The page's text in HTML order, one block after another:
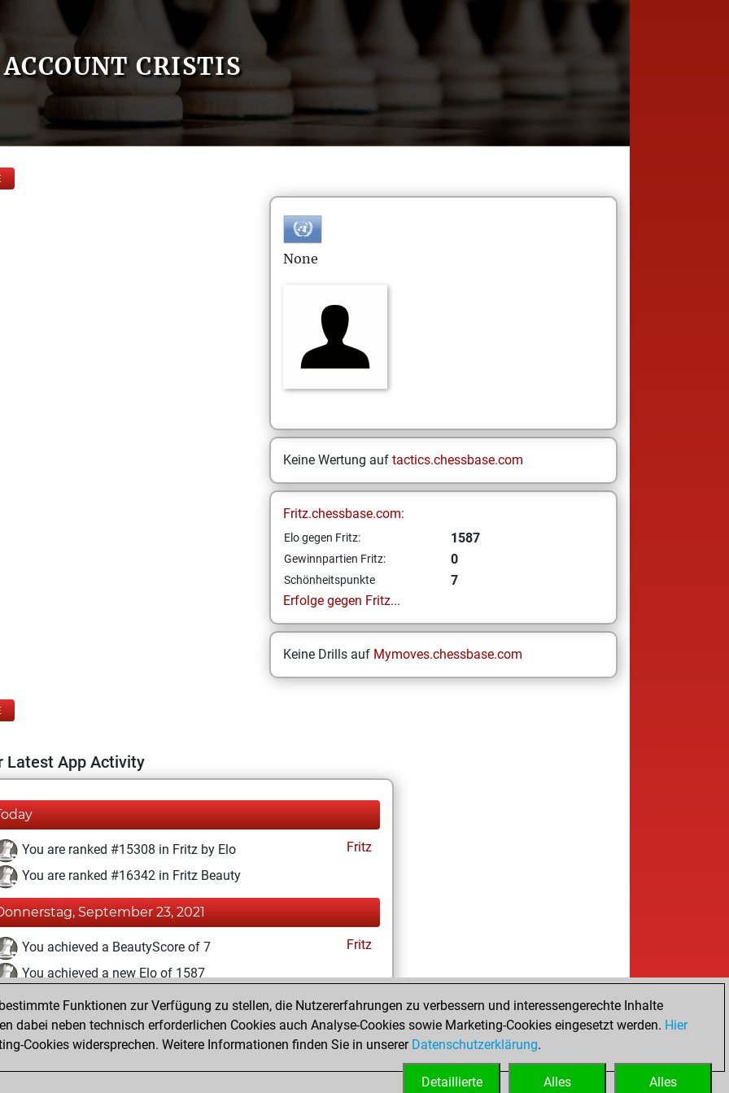
ACCOUNT CRISTIS
None
Keine Wertung auf tactics.chessbase.com
Fritz.chessbase.com:
Elo gegen Fritz: 1587
Gewinnpartien Fritz: 0
Schönheitspunkte
7
Erfolge gegen Fritz...
Keine Drills auf Mymoves.chessbase.com
Latest App Activity
You are ranked #15308 in Fritz by Elo
Fritz
You are ranked #16342 in Fritz Beauty
September 23, 2021
You achieved a BeautyScore of 7
Fritz
You achieved a new Elo of 1587
Mittwoch, September 8, 2021
You created your Fritz account Fritz
Funktionen zur Verfügung zu stellen, die Nutzererfahrungen zu verbessern und interessengerechte Inhalte
dabei neben technisch erforderlichen Cookies auch Analyse-Cookies sowie Marketing-Cookies eingesetzt werden. Hier
Cookies widersprechen. Weitere Informationen finden Sie in unserer Datenschutzerklärung.
Alles
Alles
Detaillierte